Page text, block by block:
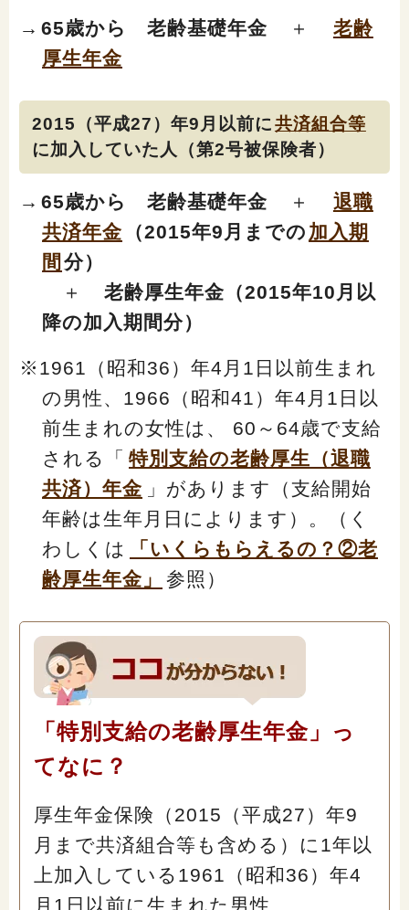
→ 65歳から 老齢基礎年金 ＋
老齢
厚生年金
2015（平成27）年9月以前に共済組合等
に加入していた人（第2号被保険者）
→ 65歳から 老齢基礎年金 ＋
退職
共済年金
（2015年9月までの 加入期
間 分）
＋ 老齢厚生年金（2015年10月以
降の加入期間分）
※1961（昭和36）年4月1日以前生まれ
の男性、1966（昭和41）年4月1日以
前生まれの女性は、 60～64歳で支給
される「 特別支給の老齢厚生（退職
共済）年金 」があります（支給開始
年齢は生年月日によります）。（く
わしくは
「いくらもらえるの？②老
齢厚生年金」
参照）
「特別支給の老齢厚生年金」っ
てなに？
厚生年金保険（2015（平成27）年9
月まで共済組合等も含める）に1年以
上加入している1961（昭和36）年4
月1日以前に生まれた男性、